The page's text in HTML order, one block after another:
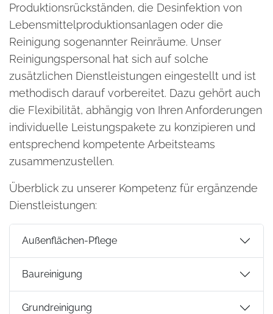
Produktionsrückständen, die Desinfektion von
Lebensmittelproduktionsanlagen oder die
Reinigung sogenannter Reinräume. Unser
Reinigungspersonal hat sich auf solche
zusätzlichen Dienstleistungen eingestellt und ist
methodisch darauf vorbereitet. Dazu gehört auch
die Flexibilität, abhängig von Ihren Anforderungen
individuelle Leistungspakete zu konzipieren und
entsprechend kompetente Arbeitsteams
zusammenzustellen.
Überblick zu unserer Kompetenz für ergänzende
Dienstleistungen:
Außenflächen-Pflege
Baureinigung
Grundreinigung